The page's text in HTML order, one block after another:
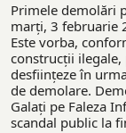
Primele demolări
marţi, 3 februarie
Este vorba,
construcţii ilegale,
desfiinţeze în
de demolare.
Galaţi pe Faleza
scandal public la